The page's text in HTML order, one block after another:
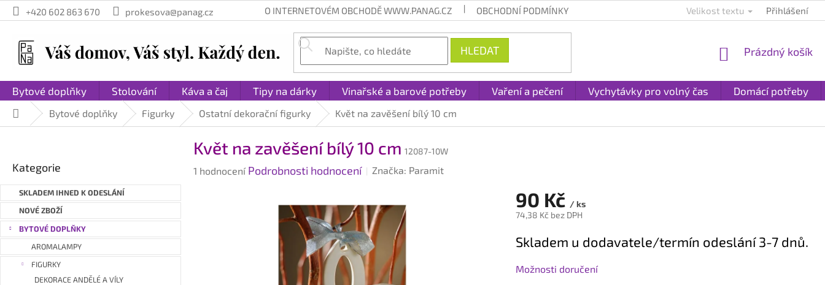
Přejít
na
+420 602 863 670 prokesova@panag.cz O INTERNETOVÉM OBCHODĚ WWW.PANAG.CZ OBCHODNÍ PODMÍNKY PLATBA A DOPRAVA REKLAMACE
Velikost textu Přihlášení
HLEDAT
NÁKUPNÍ
Prázdný košík
Bytové doplňky Stolování Káva a čaj Tipy na dárky Vinařské a barové potřeby Vaření a pečení Vychytávky pro volný čas Domácí potřeby
DomůBytové doplňky Figurky Ostatní dekorační figurky Květ na zavěšení bílý 10 cm
a
n
n
í
kategorie
Kategorie
SKLADEM IHNED K ODESLÁNÍ
NOVÉ ZBOŽÍ
BYTOVÉ DOPLŇKY
AROMALAMPY
FIGURKY
DEKORACE ANDĚLÉ A VÍLY
Květ na zavěšení bílý 10 cm 12087-10W
Průměrné
1 hodnocení Podrobnosti hodnocení Značka: Paramit
90 Kč / ks
74,38 Kč bez DPH
cena:
Skladem u dodavatele/termín odeslání 3-7 dnů.
Možnosti doručení